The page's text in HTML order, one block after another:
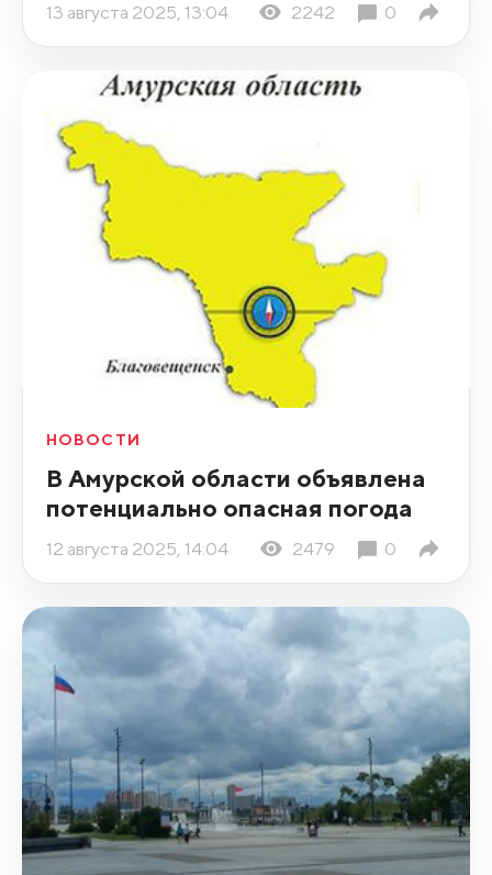
13 августа 2025, 13:04 2242 0
НОВОСТИ
В Амурской области объявлена
потенциально опасная погода
12 августа 2025, 14:04 2479 0